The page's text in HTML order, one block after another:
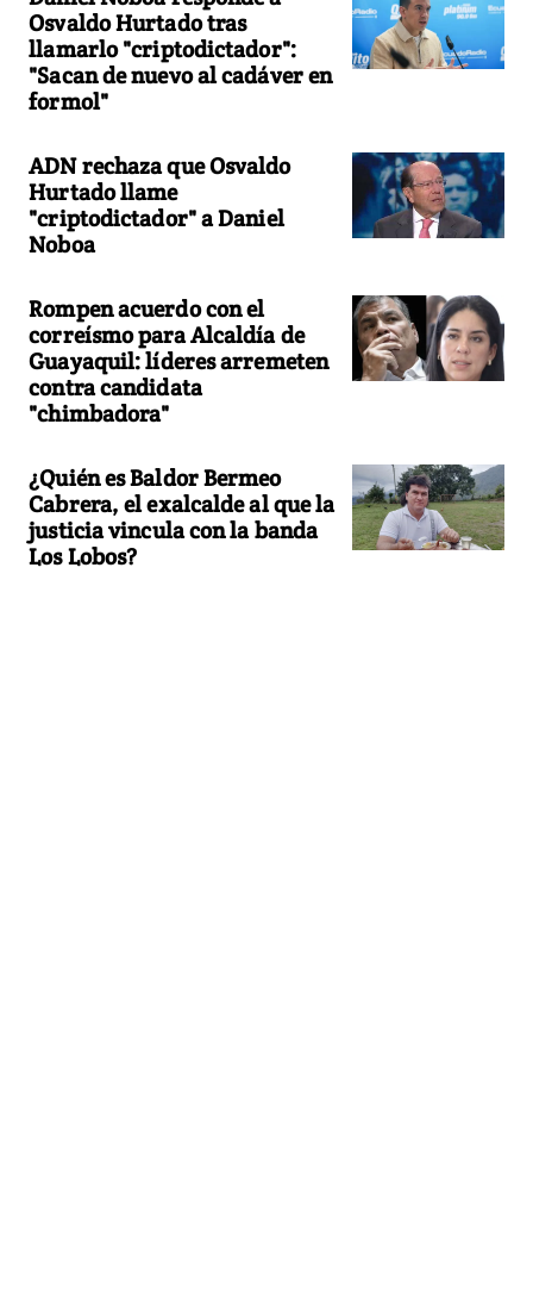
Osvaldo Hurtado tras
llamarlo "criptodictador":
"Sacan de nuevo al cadáver en
formol"
ADN rechaza que Osvaldo
Hurtado llame
"criptodictador" a Daniel
Noboa
Rompen acuerdo con el
correísmo para Alcaldía de
Guayaquil: líderes arremeten
contra candidata
"chimbadora"
¿Quién es Baldor Bermeo
Cabrera, el exalcalde al que la
justicia vincula con la banda
Los Lobos?